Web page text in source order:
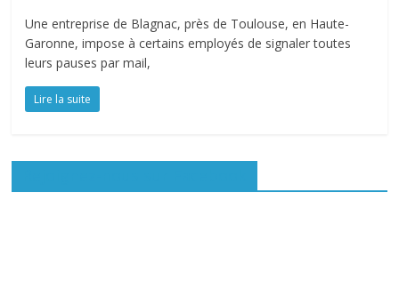
Une entreprise de Blagnac, près de Toulouse, en Haute-
Garonne, impose à certains employés de signaler toutes
leurs pauses par mail,
Lire la suite